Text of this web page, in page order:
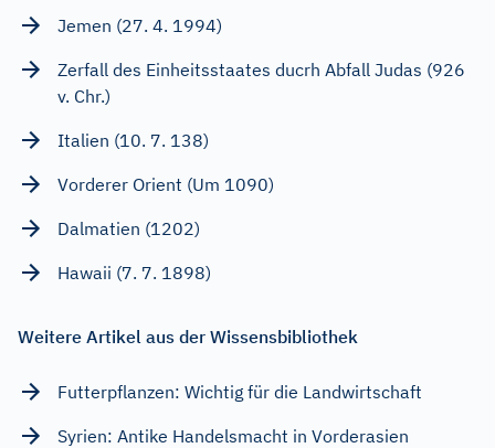
Jemen (27. 4. 1994)
Zerfall des Einheitsstaates ducrh Abfall Judas (926
v. Chr.)
Italien (10. 7. 138)
Vorderer Orient (Um 1090)
Dalmatien (1202)
Hawaii (7. 7. 1898)
Weitere Artikel aus der Wissensbibliothek
Futterpflanzen: Wichtig für die Landwirtschaft
Syrien: Antike Handelsmacht in Vorderasien